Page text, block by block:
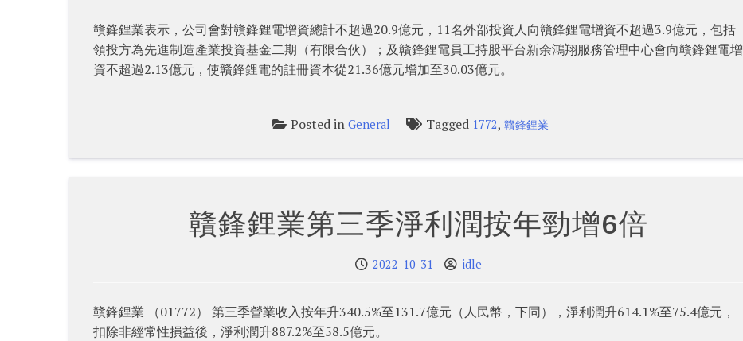
贛鋒鋰業表示，公司會對贛鋒鋰電增資總計不超過20.9億元，11名外部投資人向贛鋒鋰電增資不超過3.9億元，包括
領投方為先進制造產業投資基金二期（有限合伙）；及贛鋒鋰電員工持股平台新余鴻翔服務管理中心會向贛鋒鋰電增
資不超過2.13億元，使贛鋒鋰電的註冊資本從21.36億元增加至30.03億元。
Posted inGeneral Tagged 1772,贛鋒鋰業
贛鋒鋰業第三季淨利潤按年勁增6倍
2022-10-31 idle
贛鋒鋰業 （01772） 第三季營業收入按年升340.5%至131.7億元（人民幣，下同），淨利潤升614.1%至75.4億元，
扣除非經常性損益後，淨利潤升887.2%至58.5億元。